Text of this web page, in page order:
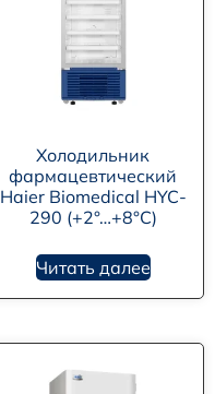
Холодильник
фармацевтический
Haier Biomedical HYC-
290 (+2°…+8°C)
Читать далее